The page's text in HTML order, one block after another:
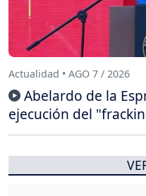
Actualidad • AGO 7 / 2026
Abelardo de la
ejecución del